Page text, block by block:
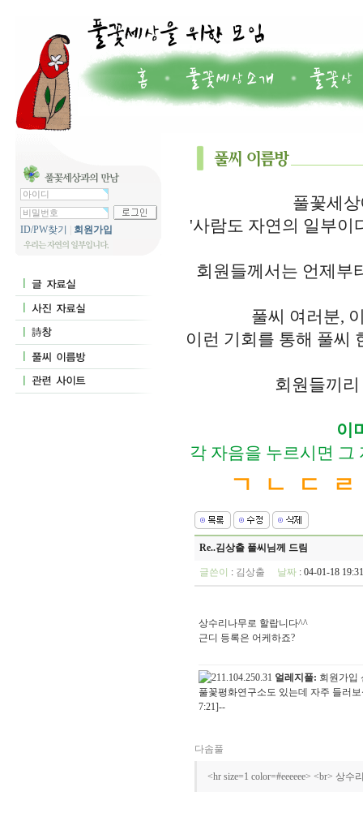
ID/PW찾기 회원가입
풀꽃세
'사람도 자연의 일부이
회원들께서는 언제부
풀씨 여러분,
이런 기회를 통해 풀씨
회원들끼
이
각 자음을 누르시면 그
ㄱ ㄴ ㄷ ㄹ
Re..김상출 풀씨님께 드림
글쓴이 : 김상출 날짜: 04-01-18
상수리나무로 할랍니다^^
근디 등록은 어케하죠?
얼레지풀: 회원가입
풀꽃평화연구소도 있는데 자주 들러
7:21]--
다솜풀
<hr size=1 color=#eeeeee> <br> 상